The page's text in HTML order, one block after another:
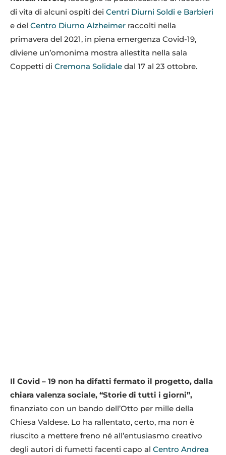
di vita di alcuni ospiti dei Centri Diurni Soldi e Barbieri
e del Centro Diurno Alzheimer raccolti nella
primavera del 2021, in piena emergenza Covid-19,
diviene un’omonima mostra allestita nella sala
Coppetti di Cremona Solidale dal 17 al 23 ottobre.
Il Covid – 19 non ha difatti fermato il progetto, dalla
chiara valenza sociale, “Storie di tutti i giorni”,
finanziato con un bando dell’Otto per mille della
Chiesa Valdese. Lo ha rallentato, certo, ma non è
riuscito a mettere freno né all’entusiasmo creativo
degli autori di fumetti facenti capo al Centro Andrea